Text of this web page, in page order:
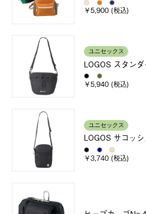
￥5,900 (税込)
ユニセックス
LOGOS スタン
￥5,940 (税込)
ユニセックス
LOGOS サコッ
￥3,740 (税込)